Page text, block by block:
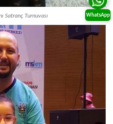
Satranç Turnuvası WhatsApp